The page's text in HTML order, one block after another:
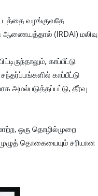
வழங்குவதே
ஆணையத்தால் (IRDAI) மலிவு
காப்பீட்டு
காப்பீட்டு
அமல்படுத்தப்பட்டு, தீர்வு
ஒரு தொழில்முறை
தொகையையும் சரியான